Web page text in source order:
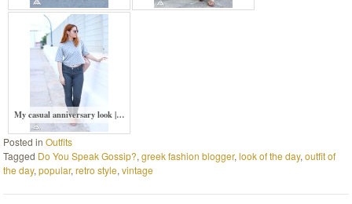
My casual anniversary look |…
Posted inOutfits
Tagged Do You Speak Gossip?,greek fashion blogger,look of the day,outfit of
the day,popular,retro style,vintage